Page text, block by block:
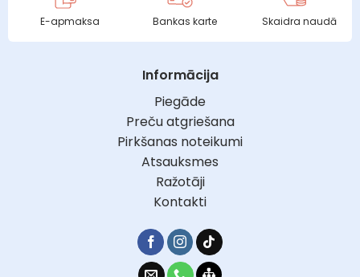
E-apmaksa Bankas karte Skaidra naudā
Informācija
Piegāde
Preču atgriešana
Pirkšanas noteikumi
Atsauksmes
Ražotāji
Kontakti